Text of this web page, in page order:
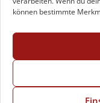
können bestimmte